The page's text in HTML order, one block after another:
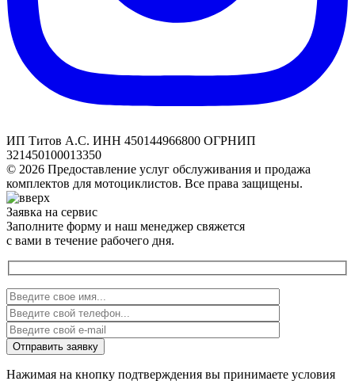
ИП Титов А.С. ИНН 450144966800 ОГРНИП
321450100013350
© 2026 Предоставление услуг обслуживания и продажа
комплектов для мотоциклистов. Все права защищены.
Заявка на сервис
Заполните форму и наш менеджер свяжется
с вами в течение рабочего дня.
Нажимая на кнопку подтверждения вы принимаете условия